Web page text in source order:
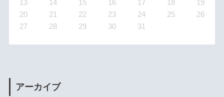
13
14 15 16 17 18
19
20
21 22 23 24 25
26
27
28 29 30 31
アーカイブ